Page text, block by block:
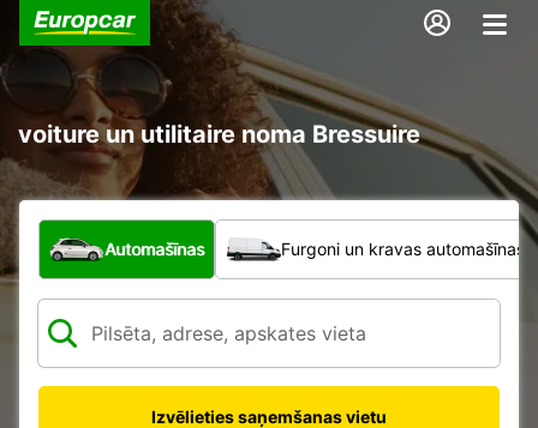
voiture un utilitaire noma Bressuire
Kāda veida transportlīdzeklis?
Automašīnas Furgoni un kravas automašīnas
Izvēlieties saņemšanas vietu